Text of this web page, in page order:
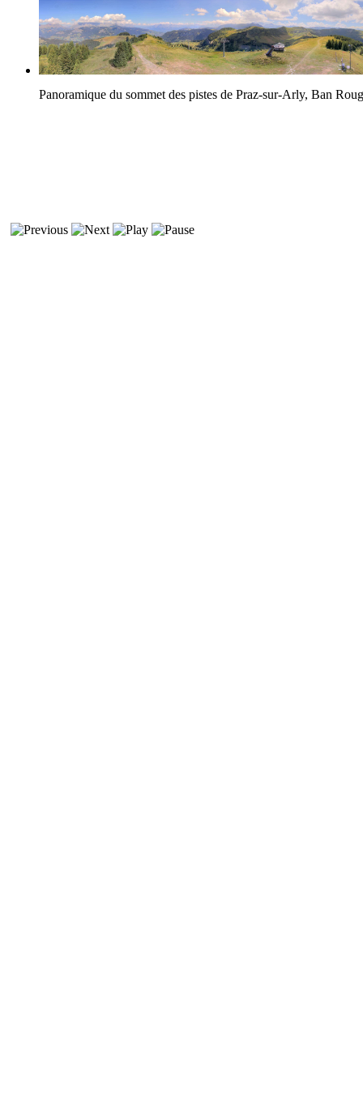
Panoramique du sommet des pistes de Praz-sur-Arly, Ban